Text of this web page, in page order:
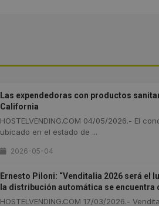
Las expendedoras con productos
California
HOSTELVENDING.COM 04/05/2026.- El
ubicado en el estado de ...
2026-05-04
Ernesto Piloni: “Venditalia 2026 será el
la distribución automática se encuentra
HOSTELVENDING.COM 17/03/2026.-